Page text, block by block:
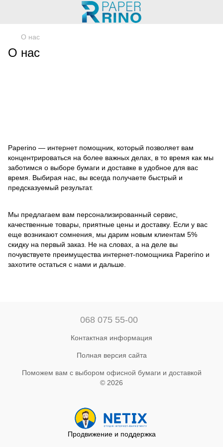
О нас
О нас
Paperino — интернет помощник, который позволяет вам
концентрироваться на более важных делах, в то время как мы
заботимся о выборе бумаги и доставке в удобное для вас
время. Выбирая нас, вы всегда получаете быстрый и
предсказуемый результат.
Мы предлагаем вам персонализированный сервис,
качественные товары, приятные цены и доставку. Если у вас
еще возникают сомнения, мы дарим новым клиентам 5%
скидку на первый заказ. Не на словах, а на деле вы
почувствуете преимущества интернет-помощника Paperino и
захотите остаться с нами и дальше.
068 075 55-00
Контактная информация
Полная версия сайта
Поможем вам с выбором офисной бумаги и доставкой
© 2026
Продвижение и поддержка